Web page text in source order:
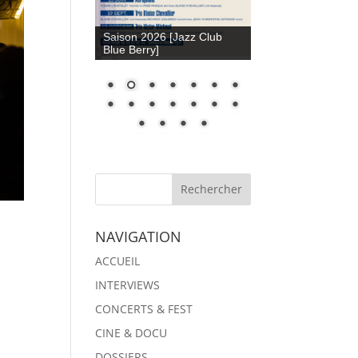
Saison 2026 [Jazz Club
Blue Berry]
NAVIGATION
ACCUEIL
INTERVIEWS
CONCERTS & FEST
CINE & DOCU